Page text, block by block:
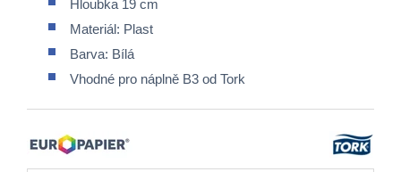
Hloubka 19 cm
Materiál: Plast
Barva: Bílá
Vhodné pro náplně B3 od Tork